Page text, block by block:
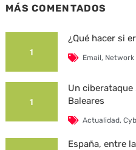
MÁS COMENTADOS
1
¿Qué hacer si
Email,
1
Un ciberataque
Baleares
Actualidad,
España, entre